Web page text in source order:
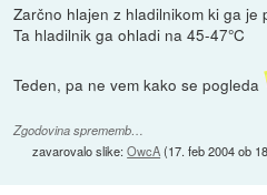
Zarčno hlajen z hladilnikom ki ga je
Ta hladilnik ga ohladi na 45-47°C
Teden, pa ne vem kako se pogleda
Zgodovina sprememb…
zavarovalo slike:OwcA(17. feb 2004 ob